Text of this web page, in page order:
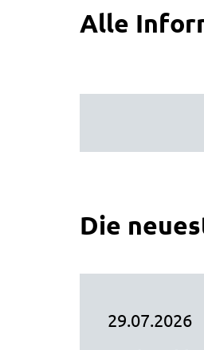
Alle
Die
29.07.2026